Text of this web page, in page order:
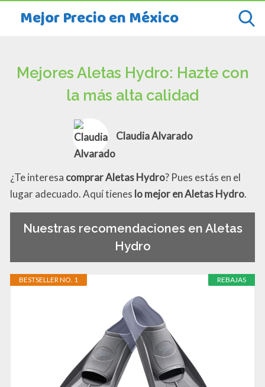
Mejor Precio en México
Mejores Aletas Hydro: Hazte con
la más alta calidad
Claudia Alvarado
¿Te interesa comprar Aletas Hydro? Pues estás en el
lugar adecuado. Aquí tienes lo mejor en Aletas Hydro.
Nuestras recomendaciones en Aletas
Hydro
REBAJAS
BESTSELLER NO. 1